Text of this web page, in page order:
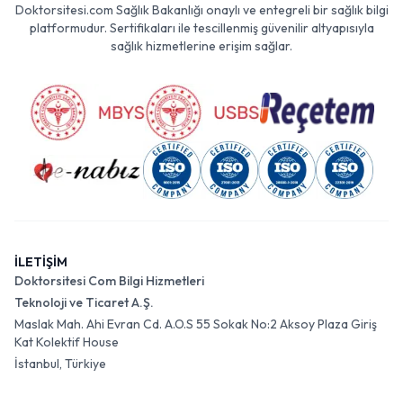
Doktorsitesi.com Sağlık Bakanlığı onaylı ve entegreli bir sağlık bilgi
platformudur. Sertifikaları ile tescillenmiş güvenilir altyapısıyla
sağlık hizmetlerine erişim sağlar.
İLETİŞİM
Doktorsitesi Com Bilgi Hizmetleri
Teknoloji ve Ticaret A.Ş.
Maslak Mah. Ahi Evran Cd. A.O.S 55 Sokak No:2 Aksoy Plaza Giriş
Kat Kolektif House
İstanbul, Türkiye